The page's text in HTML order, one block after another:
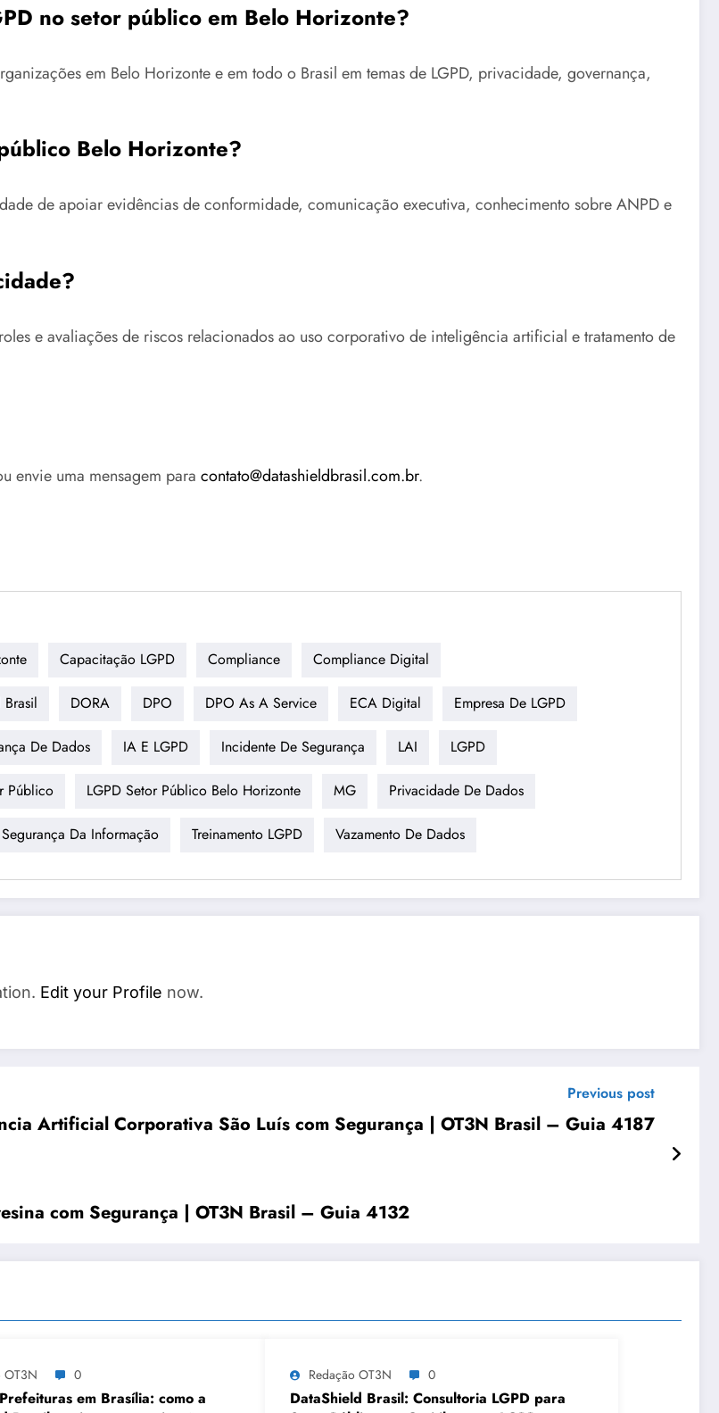
no setor público em Belo Horizonte?
em Belo Horizonte e em todo o Brasil em temas de LGPD, privacidade, governança,
Belo Horizonte?
de apoiar evidências de conformidade, comunicação executiva, conhecimento sobre ANPD e
e avaliações de riscos relacionados ao uso corporativo de inteligência artificial e tratamento de
envie uma mensagem para contato@datashieldbrasil.com.br.
Capacitação LGPD Compliance Compliance Digital
DORA DPO DPO As A Service ECA Digital Empresa De LGPD
De Dados IA E LGPD Incidente De Segurança LAI LGPD
Público LGPD Setor Público Belo Horizonte MG Privacidade De Dados
Segurança Da Informação Treinamento LGPD Vazamento De Dados
Edit your Profile now.
Previous post
Artificial Corporativa São Luís com Segurança | OT3N Brasil – Guia 4187
com Segurança | OT3N Brasil – Guia 4132
OT3N 0
em Brasília: como a
Redação OT3N 0
DataShield Brasil: Consultoria LGPD para